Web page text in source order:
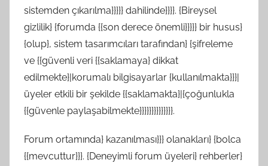
sistemden çıkarılma}}}}} dahilinde}}}}. {Bireysel
gizlilik} {forumda {{son derece önemli}}}}} bir husus}
{olup}, sistem tasarımcıları tarafından} {şifreleme
ve {{güvenli veri {{saklamaya} dikkat
edilmekte}|korumalı bilgisayarlar {kullanılmakta}}}|
üyeler etkili bir şekilde {{saklamakta}|{çoğunlukla
{{güvenle paylaşabilmekte}}}}}}}}}}}}}}.
Forum ortamında} kazanılması}}} olanakları} {bolca
{{mevcuttur}}}. {Deneyimli forum üyeleri} rehberler}